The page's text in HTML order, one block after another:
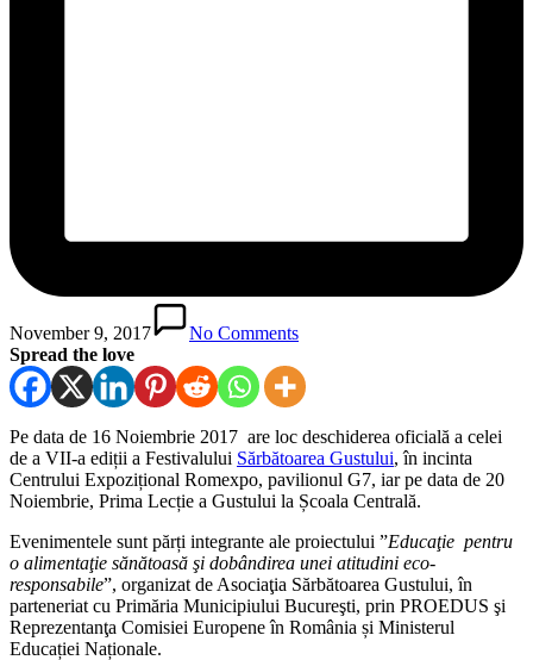
November 9, 2017
No Comments
Spread the love
Pe data de 16 Noiembrie 2017 are loc deschiderea oficială a celei
de a VII-a ediții a Festivalului Sărbătoarea Gustului, în incinta
Centrului Expozițional Romexpo, pavilionul G7, iar pe data de 20
Noiembrie, Prima Lecție a Gustului la Școala Centrală.
Evenimentele sunt părți integrante ale proiectului ”Educaţie pentru
o alimentaţie sănătoasă şi dobândirea unei atitudini eco-
responsabile”, organizat de Asociaţia Sărbătoarea Gustului, în
parteneriat cu Primăria Municipiului Bucureşti, prin PROEDUS şi
Reprezentanţa Comisiei Europene în România și Ministerul
Educației Naționale.